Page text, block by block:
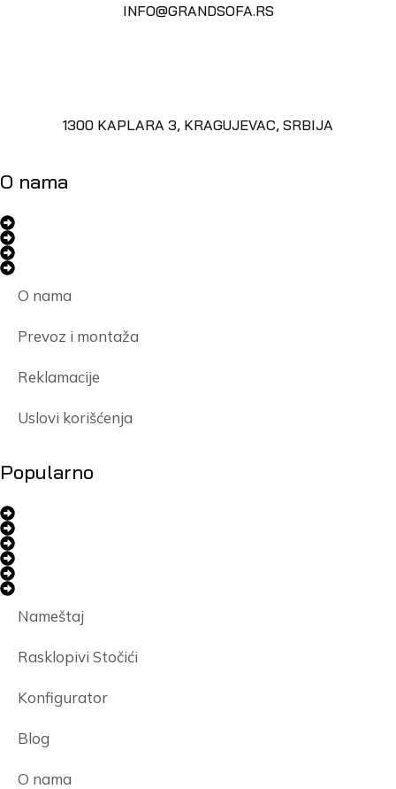
INFO@GRANDSOFA.RS
1300 KAPLARA 3, KRAGUJEVAC, SRBIJA
O nama
O nama
Prevoz i montaža
Reklamacije
Uslovi korišćenja
Popularno
Nameštaj
Rasklopivi Stočići
Konfigurator
Blog
O nama